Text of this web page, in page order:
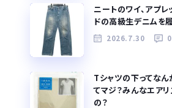
ニートのワイ、アプレ
ドの高級生デニムを
2026.7.30 0
Tシャツの下ってな
てマジ？みんなエア
の？